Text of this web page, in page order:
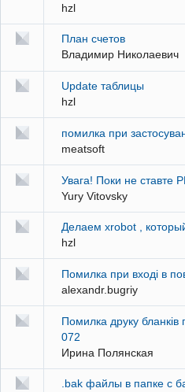
hzl
План счетов
Владимир Николаевич
Update таблицы
hzl
помилка при
meatsoft
Увага! Поки не ставте
Yury Vitovsky
Делаем xrobot ,
hzl
Помилка при вході в
alexandr.bugriy
Помилка друку бланків
072
Ирина Полянская
.bak файлы в папке с